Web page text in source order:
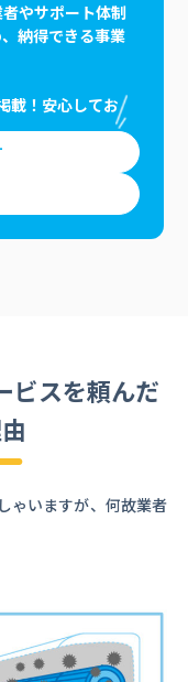
やサポート体制
納得できる事業
載！安心してお
ビスを頼んだ
ゃいますが、何故業者